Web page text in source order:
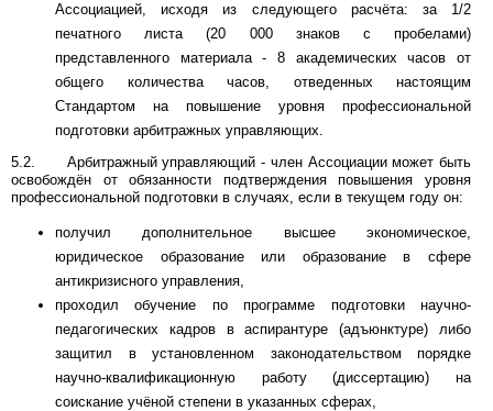
Ассоциацией, исходя из следующего расчёта: за 1/2
печатного листа (20 000 знаков с пробелами)
представленного материала - 8 академических часов от
общего количества часов, отведенных настоящим
Стандартом на повышение уровня профессиональной
подготовки арбитражных управляющих.
5.2. Арбитражный управляющий - член Ассоциации может быть
освобождён от обязанности подтверждения повышения уровня
профессиональной подготовки в случаях, если в текущем году он:
получил дополнительное высшее экономическое,
юридическое образование или образование в сфере
антикризисного управления,
проходил обучение по программе подготовки научно-
педагогических кадров в аспирантуре (адъюнктуре) либо
защитил в установленном законодательством порядке
научно-квалификационную работу (диссертацию) на
соискание учёной степени в указанных сферах,